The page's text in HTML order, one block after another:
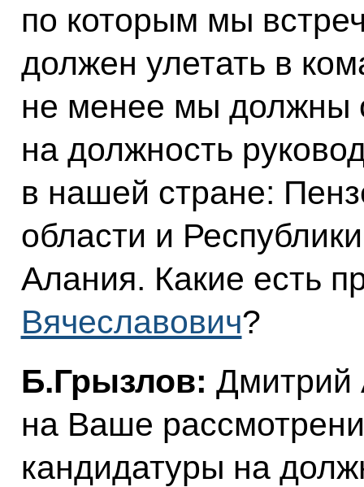
по которым мы
должен улетать в
не менее мы должны
на должность
в нашей стране:
области и
Алания. Какие есть
Вячеславович?
Б.Грызлов: Дмитрий
на Ваше
кандидатуры на